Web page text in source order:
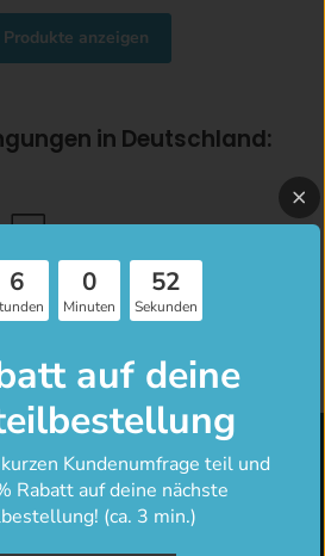
anzeigen
in Deutschland:
Lieferung
über 200 €
Finden
Sie
6 0
Minuten
52
Sekunden
auf deine
Kundenumfrage teil und
Rabatt auf deine nächste
(ca. 3 min.)